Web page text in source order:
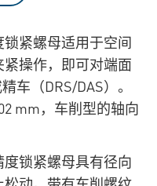
锁紧螺母适用于空间
操作，即可对端面
车（DRS/DAS）。
mm，车削型的轴向
锁紧螺母具有径向